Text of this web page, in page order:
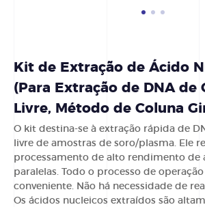
Kit de Extração de Ácido
(Para Extração de DNA de
Livre, Método de Coluna
O kit destina-se à extração rápida de
livre de amostras de soro/plasma. Ele
processamento de alto rendimento de
paralelas. Todo o processo de
conveniente. Não há necessidade de
Os ácidos nucleicos extraídos são